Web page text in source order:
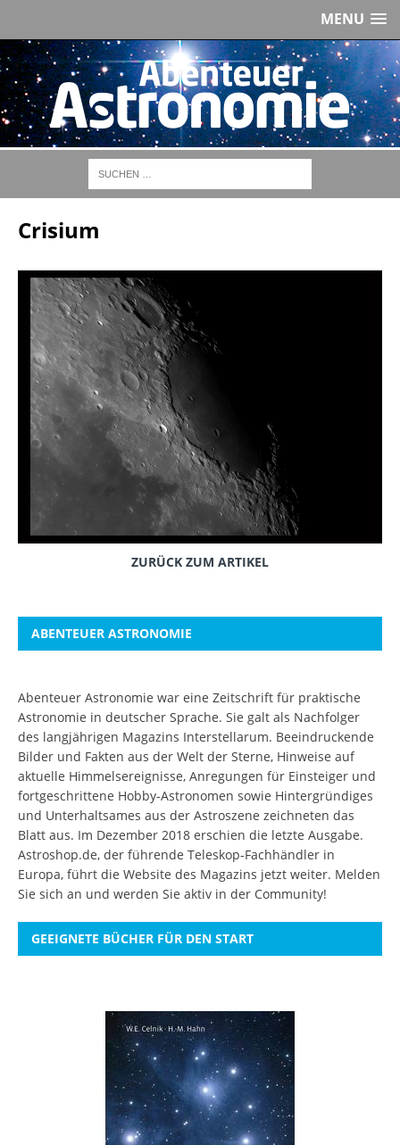
MENU
Crisium
ZURÜCK ZUM ARTIKEL
ABENTEUER ASTRONOMIE
Abenteuer Astronomie war eine Zeitschrift für praktische
Astronomie in deutscher Sprache. Sie galt als Nachfolger
des langjährigen Magazins Interstellarum. Beeindruckende
Bilder und Fakten aus der Welt der Sterne, Hinweise auf
aktuelle Himmelsereignisse, Anregungen für Einsteiger und
fortgeschrittene Hobby-Astronomen sowie Hintergründiges
und Unterhaltsames aus der Astroszene zeichneten das
Blatt aus. Im Dezember 2018 erschien die letzte Ausgabe.
Astroshop.de, der führende Teleskop-Fachhändler in
Europa, führt die Website des Magazins jetzt weiter. Melden
Sie sich an und werden Sie aktiv in der Community!
GEEIGNETE BÜCHER FÜR DEN START